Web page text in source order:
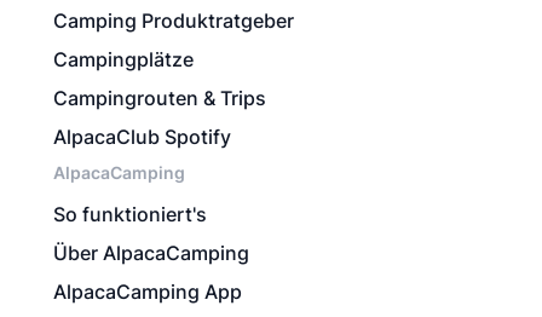
Camping Produktratgeber
Campingplätze
Campingrouten & Trips
AlpacaClub Spotify
AlpacaCamping
So funktioniert's
Über AlpacaCamping
AlpacaCamping App